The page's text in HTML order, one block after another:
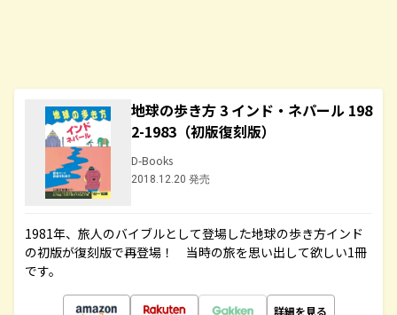
地球の歩き方 3 インド・ネパール 198
2-1983（初版復刻版）
D-Books
2018.12.20 発売
1981年、旅人のバイブルとして登場した地球の歩き方インド
の初版が復刻版で再登場！ 当時の旅を思い出して欲しい1冊
です。
詳細を見る